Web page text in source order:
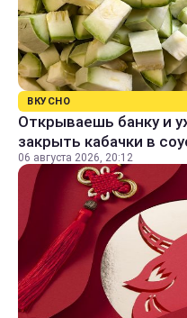
ВКУСНО
Открываешь банку и
закрыть кабачки в
06 августа 2026, 20:12